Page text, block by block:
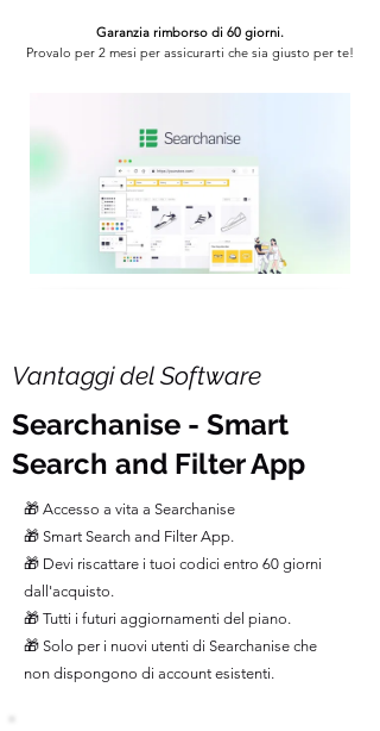
Garanzia rimborso di 60 giorni.
Provalo per 2 mesi per assicurarti che sia giusto per te!
Vantaggi del Software
Searchanise - Smart
Search and Filter App
🎁 Accesso a vita a Searchanise
🎁 Smart Search and Filter App.
🎁 Devi riscattare i tuoi codici entro 60 giorni
dall'acquisto.
🎁 Tutti i futuri aggiornamenti del piano.
🎁 Solo per i nuovi utenti di Searchanise che
non dispongono di account esistenti.